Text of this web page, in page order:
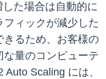
た場合は自動的に
ィックが減少した
るため、お客様の
量のコンピューテ
Scaling には、